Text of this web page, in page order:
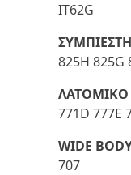
IT62G
825H 825G
771D 777E
WIDE
707